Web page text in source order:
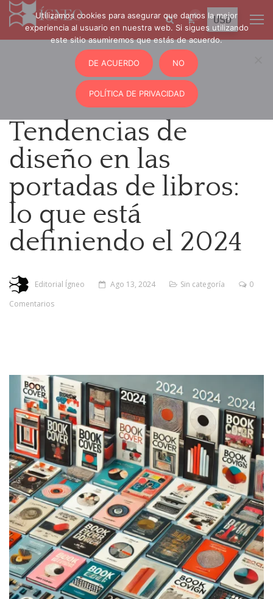
0
Tendencias de
diseño en las
portadas de libros:
lo que está
definiendo el 2024
Editorial Ígneo Ago 13, 2024 Sin categoría
0
Comentarios
Utilizamos cookies para asegurar que damos la mejor
experiencia al usuario en nuestra web. Si sigues utilizando
este sitio asumiremos que estás de acuerdo.
DE ACUERDO NO
POLÍTICA DE PRIVACIDAD